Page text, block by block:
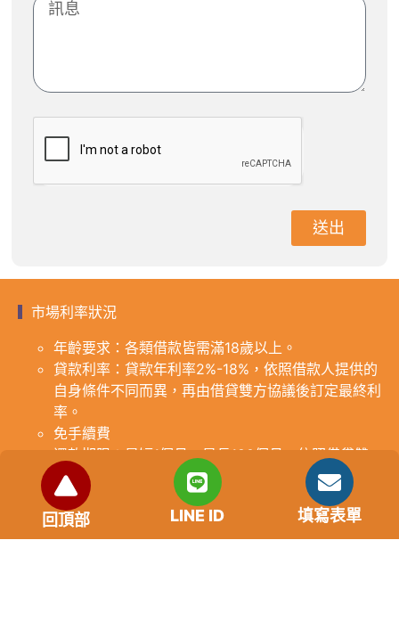
送出
市場利率狀況
年齡要求：各類借款皆需滿18歲以上。
貸款利率：貸款年利率2%-18%，依照借款人提供的
自身條件不同而異，再由借貸雙方協議後訂定最終利
率。
免手續費
還款期限：最短1個月，最長180個月，依照借貸雙
方協議而訂。
範例試算：小明急需現金10萬元，經多方比較利率
後選定金主，雙方簽定於36個月內須還清借款，年
利率12%計算，每月利息1000元，無須手續費。
回頂部 LINE ID 填寫表單